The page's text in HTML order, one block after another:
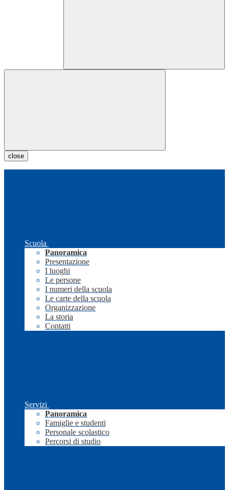
close
Scuola
Panoramica
Presentazione
I luoghi
Le persone
I numeri della scuola
Le carte della scuola
Organizzazione
La storia
Contatti
Servizi
Panoramica
Famiglie e studenti
Personale scolastico
Percorsi di studio